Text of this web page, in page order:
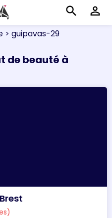
search perm_identity
> guipavas-29
de beauté à